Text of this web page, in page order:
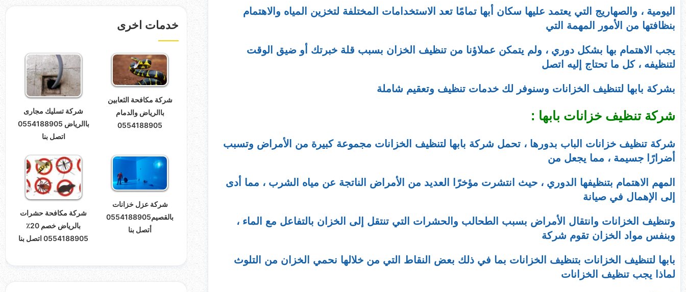
اليومية ، والصهاريج التي يعتمد عليها سكان أبها تمامًا تعد الاستخدامات المختلفة لتخزين المياه والاهتمام
بنظافتها من الأمور المهمة التي
يجب الاهتمام بها بشكل دوري ، ولم يتمكن عملاؤنا من تنظيف الخزان بسبب قلة خبرتك أو ضيق الوقت
لتنظيفه ، كل ما تحتاج إليه اتصل
بشركة بابها لتنظيف الخزانات وسنوفر لك خدمات تنظيف وتعقيم شاملة
شركة تنظيف خزانات بابها :
شركة تنظيف خزانات الباب بدورها ، تحمل شركة بابها لتنظيف الخزانات مجموعة كبيرة من الأمراض وتسبب
أضرارًا جسيمة ، مما يجعل من
المهم الاهتمام بتنظيفها الدوري ، حيث انتشرت مؤخرًا العديد من الأمراض الناتجة عن مياه الشرب ، مما أدى
إلى الإهمال في صيانة
وتنظيف الخزانات وانتقال الأمراض بسبب الطحالب والحشرات التي تنتقل إلى الخزان بالتفاعل مع الماء ،
وبنفس مواد الخزان تقوم شركة
بابها لتنظيف الخزانات بتنظيف الخزانات بما في ذلك بعض النقاط التي من خلالها نحمي الخزان من التلوث
لماذا يجب تنظيف الخزانات
خدمات اخرى
شركة مكافحة الثعابين
باالرياض والدمام
0554188905
شركة تسليك مجارى
باالرياض 0554188905
اتصل بنا
شركة عزل خزانات
بالقصيم0554188905
أتصل بنا
شركة مكافحة حشرات
بالرياض خصم 20٪
0554188905 اتصل بنا